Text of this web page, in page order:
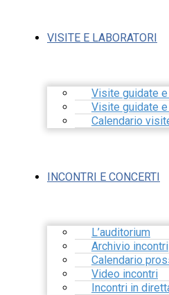
VISITE E LABORATORI
Visite guidate
Visite guidate
Calendario
INCONTRI E CONCERTI
L’auditorium
Archivio incontri
Calendario
Video incontri
Incontri in